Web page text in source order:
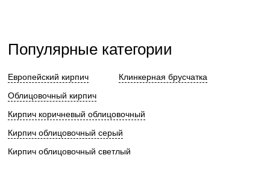
Популярные категории
Европейский кирпич
Клинкерная брусчатка
Облицовочный кирпич
Кирпич коричневый облицовочный
Кирпич облицовочный серый
Кирпич облицовочный светлый